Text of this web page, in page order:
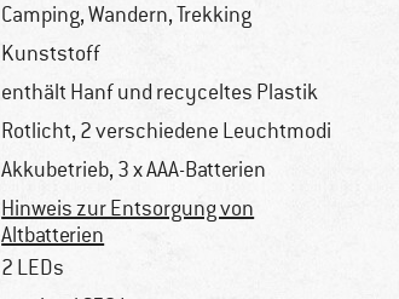
Camping, Wandern, Trekking
Kunststoff
enthält Hanf und recyceltes Plastik
Rotlicht, 2 verschiedene Leuchtmodi
Akkubetrieb, 3 x AAA-Batterien
Hinweis zur Entsorgung von
Altbatterien
2 LEDs